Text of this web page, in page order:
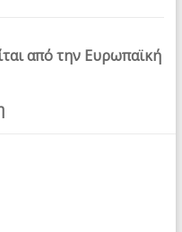
από την Ευρωπαϊκή